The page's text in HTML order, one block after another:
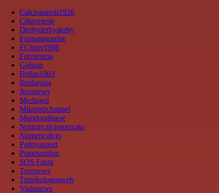
Calcionapoli1926
Cittaceleste
Derbyderbyderby
Fantamagazine
FCInter1908
Forzaroma
Golssip
Hellas1903
Ilmilanista
Juvenews
Mediagol
Milanistichannel
Mondoudinese
Notiziecalciomercato
Numericalcio
Padovasport
Pianetamilan
SOS Fanta
Toronews
Tuttobolognaweb
Violanews